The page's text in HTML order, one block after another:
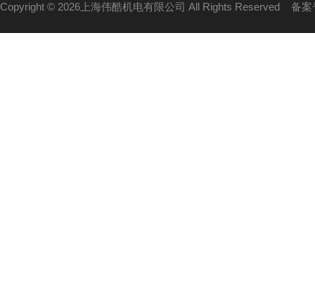
Copyright © 2026上海伟酷机电有限公司 All Rights Reserved 备案